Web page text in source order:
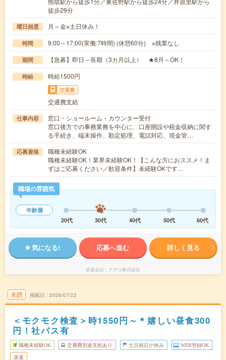
徒歩29分
曜日頻度 月～金※土日休み！
時間 9:00～17:00(実働:7時間) (休憩60分) ※残業なし
期間 【急募】即日～長期（3カ月以上） ★8月～OK！
時給 時給1500円
交通費
交通費支給
仕事内容
窓口・ショールーム・カウンター受付
窓口後方での事務業務を中心に、口座開設や税金収納に関す
る手続き、端末操作、勘定処理、電話対応、現金管…
応募資格
職種未経験OK
職種未経験OK！業界未経験OK！【こんな方におススメ！ま
ずはご応募ください／歓迎条件】未経験OKです…
職場の雰囲気
年齢層
20代
30代 40代 50代 60代
気になる! 応募へ進む 詳しく見る
派遣会社 アデコ株式会社
未読 掲載日 2026/07/22
＜モクモク検査＞時1550円～＊嬉しい昼食300
円！社バス有
職種未経験OK 交通費別途支給あり 土日祝日が休み WEB登録OK
派遣